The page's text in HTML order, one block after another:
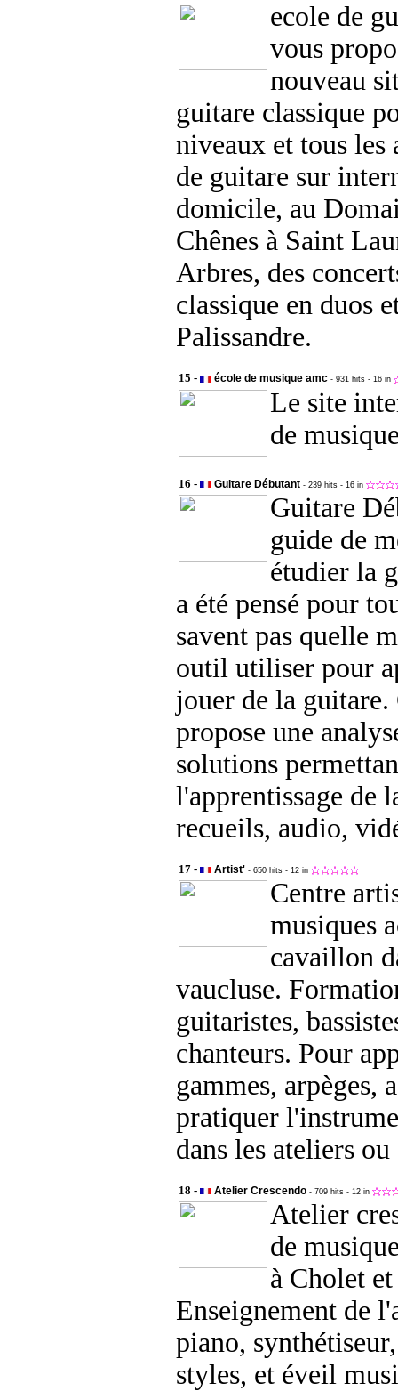
ecole de
vous
nouveau
guitare classique
niveaux et tous les
de guitare sur
domicile, au
Chênes à Saint
Arbres, des
classique en duos
Palissandre.
15 - école de musique amc - 931 hits - 16 in
Le site
de
16 - Guitare Débutant - 239 hits - 16 in
Guitare
guide de
étudier la
a été pensé pour
savent pas quelle
outil utiliser pour
jouer de la guitare.
propose une
solutions
l'apprentissage de
recueils, audio,
17 - Artist' - 650 hits - 12 in
Centre
musiques
cavaillon
vaucluse.
guitaristes,
chanteurs. Pour
gammes, arpèges,
pratiquer
dans les ateliers ou
18 - Atelier Crescendo - 709 hits - 12 in
Atelier
de
à Cholet
Enseignement de
piano,
styles, et éveil